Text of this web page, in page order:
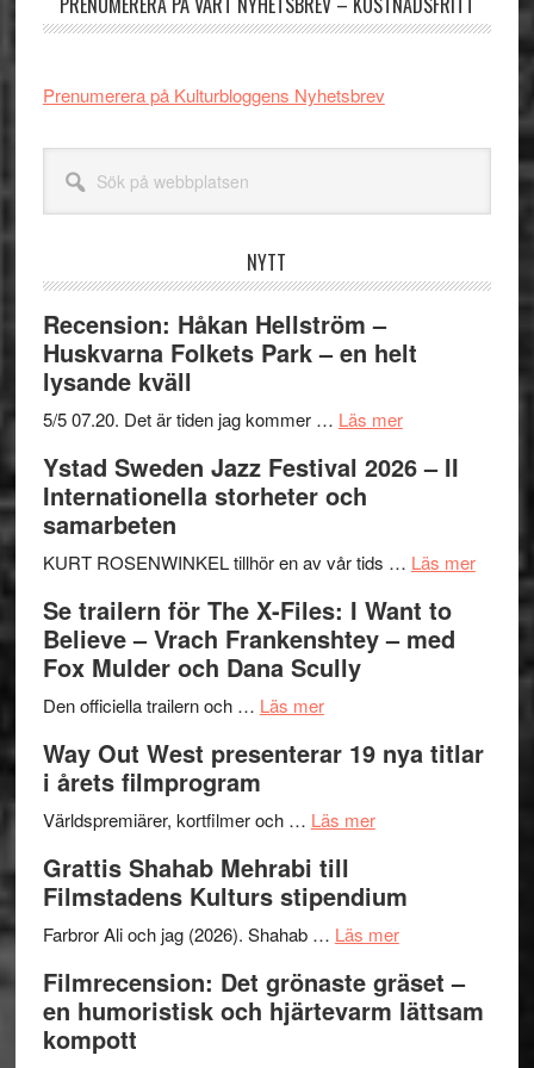
Prenumerera på Kulturbloggens Nyhetsbrev
webbplatsen
NYTT
Recension: Håkan Hellström –
Huskvarna Folkets Park – en helt
lysande kväll
5/5 07.20. Det är tiden jag kommer … Läs merom
Håkan
Huskvarna
Park
–
kväll
Ystad Sweden Jazz Festival 2026 – II
Internationella storheter och
samarbeten
KURT ROSENWINKEL tillhör en av vår tids … Läs merom
Festival
II
Se trailern för The X-Files: I Want to
Believe – Vrach Frankenshtey – med
Fox Mulder och Dana Scully
Den officiella trailern och … Läs merom
trailern
The
Files:
I
Want
Believe
–
Way Out West presenterar 19 nya titlar
i årets filmprogram
Världspremiärer, kortfilmer och … Läs merom
West
presenterar
nya
titlar
Grattis Shahab Mehrabi till
Filmstadens Kulturs stipendium
Farbror Ali och jag (2026). Shahab … Läs merom
Shahab
Mehrabi
Filmrecension: Det grönaste gräset –
en humoristisk och hjärtevarm lättsam
kompott